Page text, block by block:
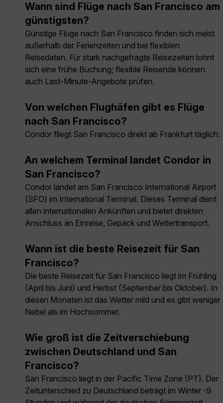
Wann sind Flüge nach San Francisco am
günstigsten?
Günstige Flüge nach San Francisco finden sich meist
außerhalb der Ferienzeiten und bei flexiblen
Reisedaten. Für stark nachgefragte Reisezeiten lohnt
sich eine frühe Buchung; flexible Reisende können
auch Last-Minute-Angebote prüfen.
Von welchen Flughäfen gibt es Flüge
nach San Francisco?
Condor fliegt San Francisco direkt ab Frankfurt täglich.
An welchem Terminal landet Condor in
San Francisco?
Condor landet am San Francisco International Airport
(SFO) im International Terminal. Dieses Terminal dient
allen internationalen Ankünften und bietet direkten
Anschluss an Einreise, Gepäck und Weitertransport.
Wann ist die beste Reisezeit für San
Francisco?
Die beste Reisezeit für San Francisco liegt im Frühling
(April bis Juni) und Herbst (September bis Oktober). In
diesen Monaten ist das Wetter mild und es gibt weniger
Nebel als im Hochsommer.
Wie groß ist die Zeitverschiebung
zwischen Deutschland und San
Francisco?
San Francisco liegt in der Pacific Time Zone (PT). Der
Zeitunterschied zu Deutschland beträgt im Winter -9